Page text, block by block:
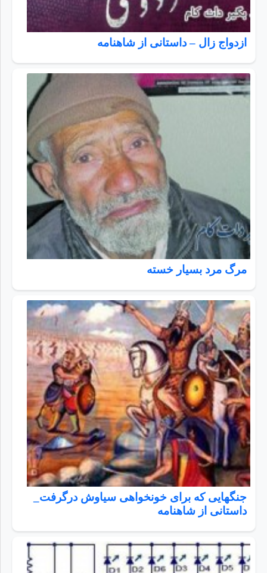
ازدواج زال – داستانی از شاهنامه
مرگ مرد بسيار خسته
جنگهایی که برای خونخواهی سیاوش درگرفت_
داستانی از شاهنامه